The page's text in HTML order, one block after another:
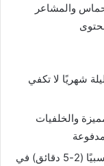
والمشاعر
شهريًا لا تكفي
والخلفيات
قد يكون طويلاً نسبيًا (2-5 دقائق) في